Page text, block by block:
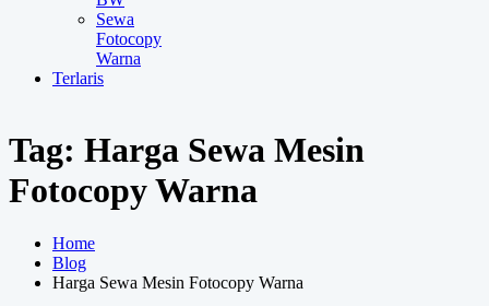
Sewa
Fotocopy
Warna
Terlaris
Tag: Harga Sewa Mesin
Fotocopy Warna
Home
Blog
Harga Sewa Mesin Fotocopy Warna